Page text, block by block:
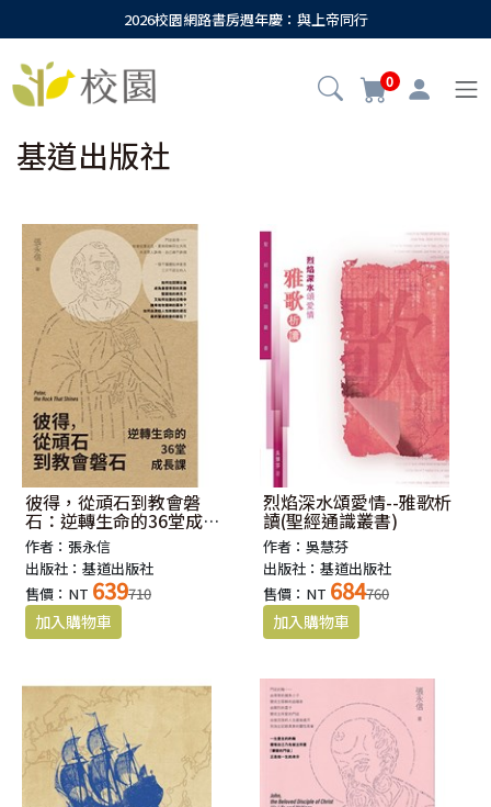
2026校園網路書房週年慶：與上帝同行
0
基道出版社
彼得，從頑石到教會磐
石：逆轉生命的36堂成長
課
作者：張永信
出版社：基道出版社
售價：NT 639710
烈焰深水頌愛情--雅歌析
讀(聖經通識叢書)
作者：吳慧芬
出版社：基道出版社
售價：NT 684760